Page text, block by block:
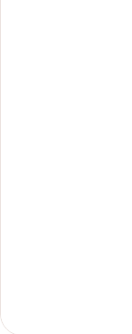
viaje, con tips de